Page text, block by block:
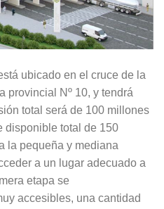
ubicado en el cruce de la
provincial Nº 10, y tendrá
total será de 100 millones
disponible total de 150
la pequeña y mediana
a un lugar adecuado a
etapa se
accesibles, una cantidad